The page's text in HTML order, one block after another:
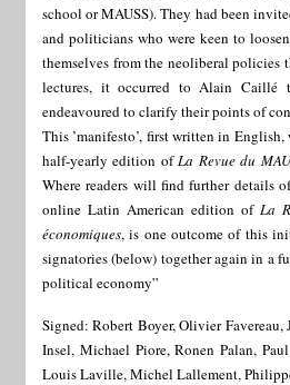
school or MAUSS). They had been
and politicians who were keen to
themselves from the neoliberal
lectures, it occurred to Alain Caillé
endeavoured to clarify their points of
This ’manifesto’, first written in
half-yearly edition ofLa Revue du
Where readers will find further details
online Latin American edition of La
économiques, is one outcome of this
signatories (below) together again in a
political economy”
Signed: Robert Boyer, Olivier
Insel, Michael Piore, Ronen Palan,
Louis Laville, Michel Lallement,